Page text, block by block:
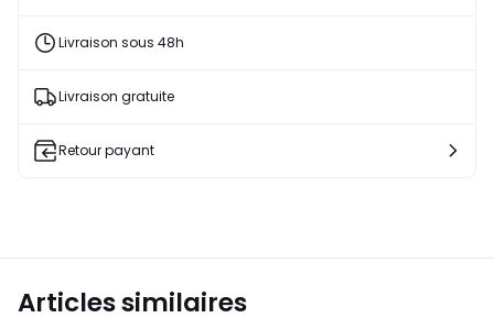
Livraison sous 48h
Livraison gratuite
Retour payant
Articles similaires